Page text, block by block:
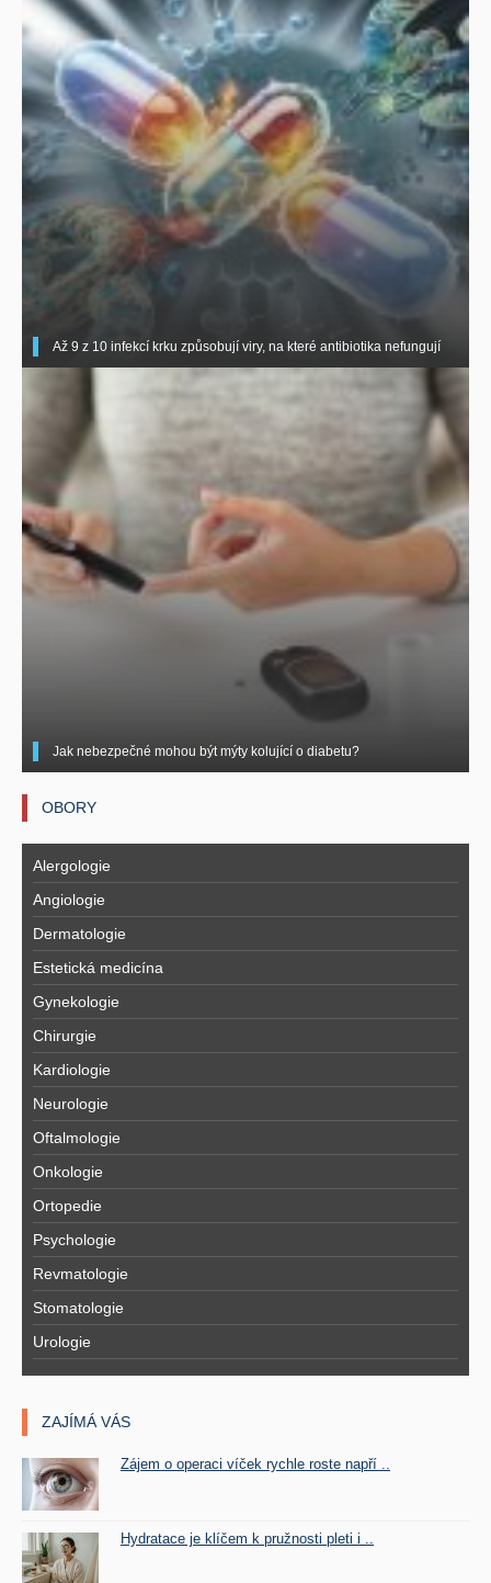
Až 9 z 10 infekcí krku způsobují viry, na které antibiotika nefungují
Jak nebezpečné mohou být mýty kolující o diabetu?
OBORY
Alergologie
Angiologie
Dermatologie
Estetická medicína
Gynekologie
Chirurgie
Kardiologie
Neurologie
Oftalmologie
Onkologie
Ortopedie
Psychologie
Revmatologie
Stomatologie
Urologie
ZAJÍMÁ VÁS
Zájem o operaci víček rychle roste napří ..
Hydratace je klíčem k pružnosti pleti i ..